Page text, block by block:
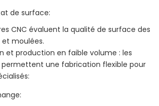
de surface:
CNC évaluent la qualité de surface des
moulées.
et production en faible volume : les
permettent une fabrication flexible pour